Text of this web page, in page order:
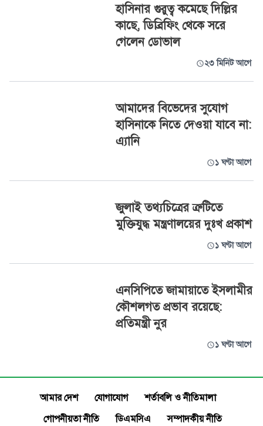
হাসিনার গুরুত্ব কমেছে দিল্লির
কাছে, ডিব্রিফিং থেকে সরে
গেলেন ডোভাল
২৩ মিনিট আগে
আমাদের বিভেদের সুযোগ
হাসিনাকে নিতে দেওয়া যাবে না:
এ্যানি
১ ঘণ্টা আগে
জুলাই তথ্যচিত্রের ত্রুটিতে
মুক্তিযুদ্ধ মন্ত্রণালয়ের দুঃখ প্রকাশ
১ ঘণ্টা আগে
এনসিপিতে জামায়াতে ইসলামীর
কৌশলগত প্রভাব রয়েছে:
প্রতিমন্ত্রী নুর
১ ঘণ্টা আগে
আমার দেশ যোগাযোগ
শর্তাবলি ও নীতিমালা
গোপনীয়তা নীতি
ডিএমসিএ সম্পাদকীয় নীতি